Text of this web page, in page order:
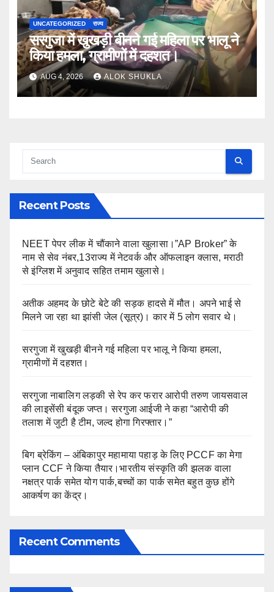
UNCATEGORIZED राज्य
सरगुजा में खुखड़ी बीनने गई महिला पर भालू ने
किया हमला, ग्रामीणों में दहशत।
AUG 4, 2026 ALOK SHUKLA
Recent Posts
NEET पेपर लीक में चौंकाने वाला खुलासा।”AP Broker” के
नाम से सेव नंबर,13राज्य में नेटवर्क और ऑफलाइन क्लास, मराठी
से इंग्लिश में अनुवाद सहित तमाम खुलासे।
अतीक अहमद के छोटे बेटे की सड़क हादसे में मौत। अपने भाई से
मिलने जा रहा था झांसी जेल (सूत्र)। कार में 5 लोग सवार थे।
सरगुजा में खुखड़ी बीनने गई महिला पर भालू ने किया हमला,
ग्रामीणों में दहशत।
सरगुजा नाबालिग लड़की से रेप कर फरार आरोपी तरुण जायसवाल
की लाइसेंसी बंदूक जप्त। सरगुजा आईजी ने कहा “आरोपी की
तलाश में जुटी है टीम, जल्द होगा गिरफ्तार।”
बिग ब्रेकिंग – अंबिकापुर महामाया पहाड़ के लिए PCCF का मेगा
प्लान CCF ने किया तैयार।भारतीय संस्कृति की झलक वाला
नक्षत्र पार्क समेत योग पार्क,बच्चों का पार्क समेत बहुत कुछ होंगे
आकर्षण का केंद्र।
Recent Comments